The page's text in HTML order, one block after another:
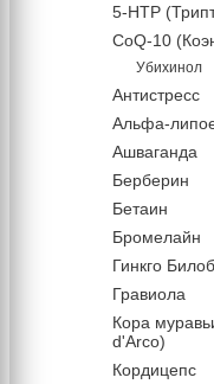
5-HTP
CoQ-10
Убихинол
Антистресс
Альфа-
Ашваганда
Берберин
Бетаин
Бромелайн
Гинкго
Гравиола
Кора
d'Arco)
Кордицепс